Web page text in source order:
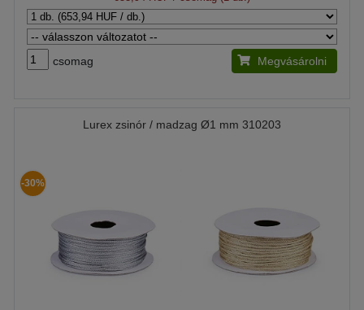
csomag Megvásárolni
Lurex zsinór / madzag Ø1 mm 310203
-30%